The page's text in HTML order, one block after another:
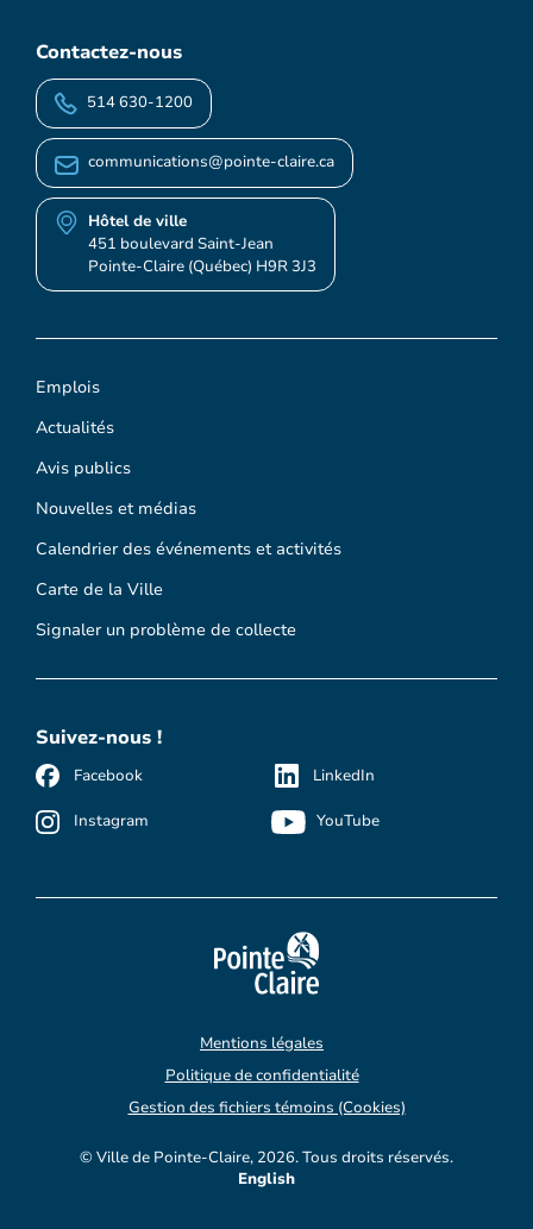
Emplois
Actualités
Avis publics
Nouvelles et médias
Calendrier des événements et activités
Carte de la Ville
Signaler un problème de collecte
Contactez-nous
514 630-1200
communications@pointe-claire.ca
Hôtel de ville
451 boulevard Saint-Jean
Pointe-Claire (Québec) H9R 3J3
Suivez-nous !
Facebook
Instagram
LinkedIn
YouTube
© Ville de Pointe-Claire, 2026. Tous droits réservés.
Mentions légales
Politique de confidentialité
Gestion des fichiers témoins (Cookies)
English